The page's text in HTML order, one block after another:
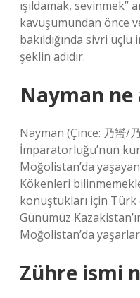
ışıldamak, sevinmek”
kavuşumundan önce
bakıldığında sivri
şeklin adıdır.
Nayman
Nayman (Çince: 乃蠻/
İmparatorluğu’nun
Moğolistan’da
Kökenleri
konuştukları için Türk
Günümüz
Moğolistan’da
Zühre ismi